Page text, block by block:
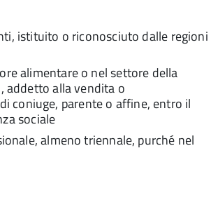
istituito o riconosciuto dalle regioni
alimentare o nel settore della
addetto alla vendita o
coniuge, parente o affine, entro il
sociale
almeno triennale, purché nel